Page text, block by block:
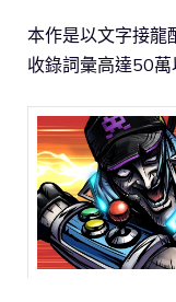
本作是以文字接龍
收錄詞彙高達50萬